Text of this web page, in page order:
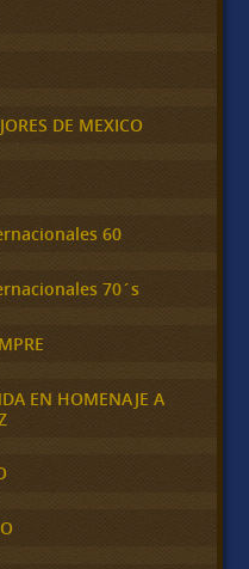
DE MEXICO
60
70´s
EN HOMENAJE A